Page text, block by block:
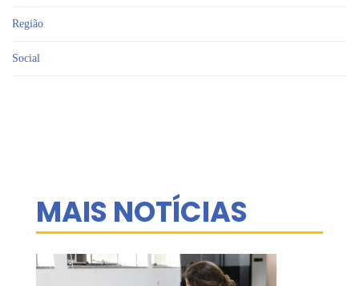
Região
Social
MAIS NOTÍCIAS